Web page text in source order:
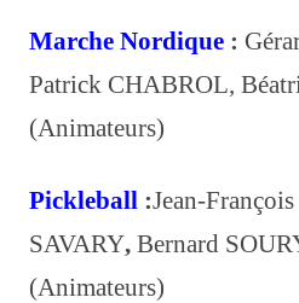
Marche Nordique :
Patrick CHABROL,
(Animateurs)
Pickleball :Jean-
SAVARY, Bernard
(Animateurs)